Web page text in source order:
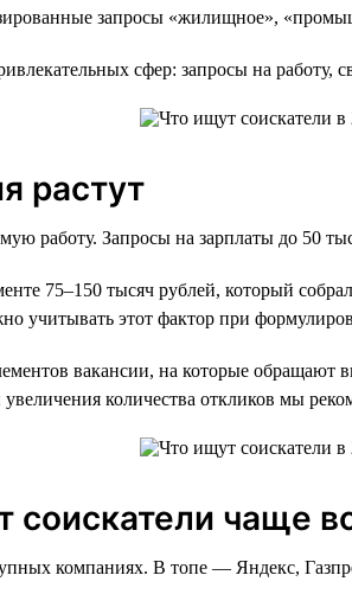
запросы «жилищное»,
сфер: запросы на
растут
работу. Запросы на зарплаты до 50
75–150 тысяч рублей, который
учитывать этот фактор при
вакансии, на которые обращают
количества откликов мы
чаще
компаниях. В топе — Яндекс,